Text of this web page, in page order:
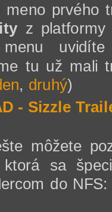
meno prvého
z
tu už mali
, druhý)
- Sizzle
môžete
ktorá sa
do